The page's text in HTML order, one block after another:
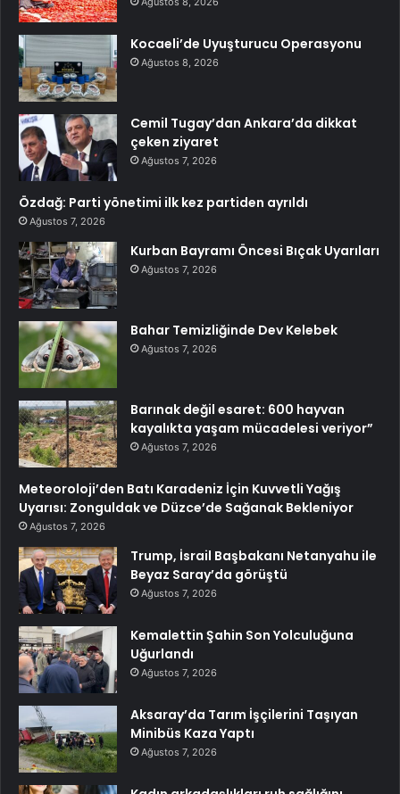
Kocaeli’de Uyuşturucu Operasyonu
Ağustos 8, 2026
Cemil Tugay’dan Ankara’da dikkat
çeken ziyaret
Ağustos 7, 2026
Özdağ: Parti yönetimi ilk kez partiden ayrıldı
Ağustos 7, 2026
Kurban Bayramı Öncesi Bıçak Uyarıları
Ağustos 7, 2026
Bahar Temizliğinde Dev Kelebek
Ağustos 7, 2026
Barınak değil esaret: 600 hayvan
kayalıkta yaşam mücadelesi veriyor”
Ağustos 7, 2026
Meteoroloji’den Batı Karadeniz İçin Kuvvetli Yağış
Uyarısı: Zonguldak ve Düzce’de Sağanak Bekleniyor
Ağustos 7, 2026
Trump, İsrail Başbakanı Netanyahu ile
Beyaz Saray’da görüştü
Ağustos 7, 2026
Kemalettin Şahin Son Yolculuğuna
Uğurlandı
Ağustos 7, 2026
Aksaray’da Tarım İşçilerini Taşıyan
Minibüs Kaza Yaptı
Ağustos 7, 2026